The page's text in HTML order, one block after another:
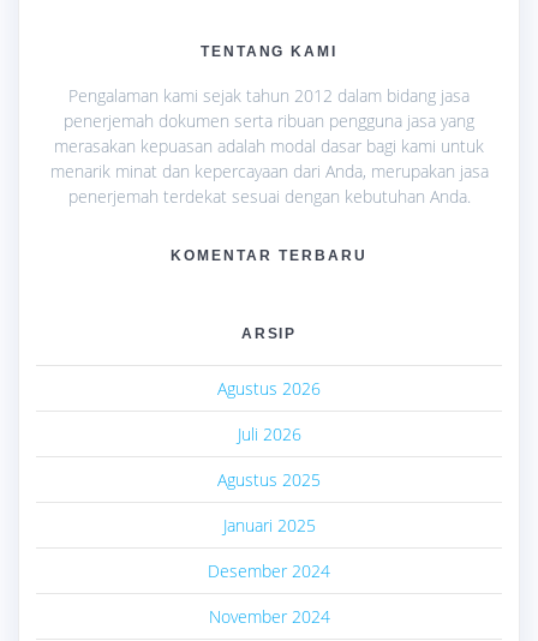
TENTANG KAMI
Pengalaman kami sejak tahun 2012 dalam bidang jasa
penerjemah dokumen serta ribuan pengguna jasa yang
merasakan kepuasan adalah modal dasar bagi kami untuk
menarik minat dan kepercayaan dari Anda, merupakan jasa
penerjemah terdekat sesuai dengan kebutuhan Anda.
KOMENTAR TERBARU
ARSIP
Agustus 2026
Juli 2026
Agustus 2025
Januari 2025
Desember 2024
November 2024